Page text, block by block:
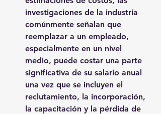
investigaciones de la industria
comúnmente señalan que
reemplazar a un empleado,
especialmente en un nivel
medio, puede costar una parte
significativa de su salario anual
una vez que se incluyen el
reclutamiento, la incorporación,
la capacitación y la pérdida de